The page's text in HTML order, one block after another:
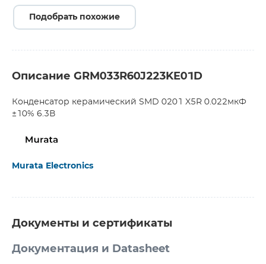
Подобрать похожие
Описание GRM033R60J223KE01D
Конденсатор керамический SMD 0201 X5R 0.022мкФ
±10% 6.3В
Murata Electronics
Документы и сертификаты
Документация и Datasheet